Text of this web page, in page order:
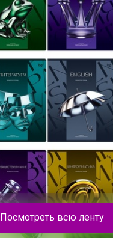
Посмотреть всю ленту